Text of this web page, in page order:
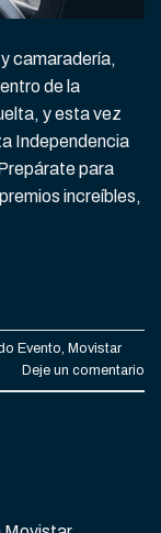
camaradería,
de la
y esta vez
Independencia
para
increíbles,
Evento, Movistar
Deje un comentario